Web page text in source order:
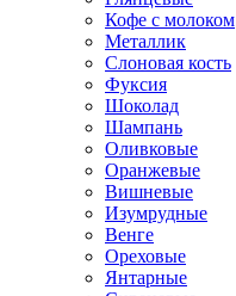
Кофе с молоком
Металлик
Слоновая кость
Фуксия
Шоколад
Шампань
Оливковые
Оранжевые
Вишневые
Изумрудные
Венге
Ореховые
Янтарные